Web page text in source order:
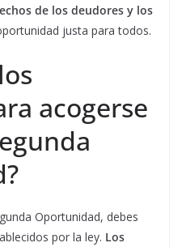
de los deudores y los
justa para todos.
acogerse
Oportunidad, debes
por la ley. Los